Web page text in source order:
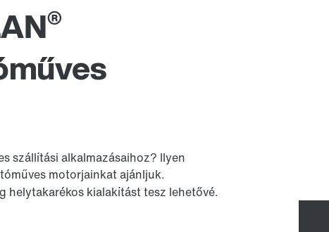
®
szállítási alkalmazásaihoz? Ilyen
motorjainkat ajánljuk.
kialakítást tesz lehetővé.